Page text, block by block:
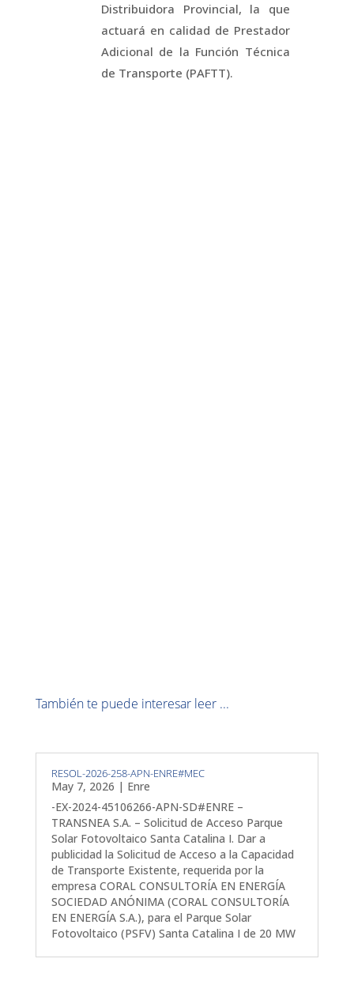
Distribuidora Provincial, la que
actuará en calidad de Prestador
Adicional de la Función Técnica
de Transporte (PAFTT).
También te puede interesar leer ...
RESOL-2026-258-APN-ENRE#MEC
May 7, 2026 | Enre
-EX-2024-45106266-APN-SD#ENRE –
TRANSNEA S.A. – Solicitud de Acceso Parque
Solar Fotovoltaico Santa Catalina I. Dar a
publicidad la Solicitud de Acceso a la Capacidad
de Transporte Existente, requerida por la
empresa CORAL CONSULTORÍA EN ENERGÍA
SOCIEDAD ANÓNIMA (CORAL CONSULTORÍA
EN ENERGÍA S.A.), para el Parque Solar
Fotovoltaico (PSFV) Santa Catalina I de 20 MW